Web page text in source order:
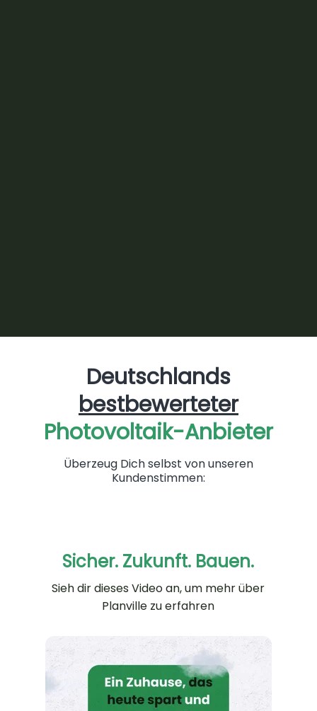
Deutschlands
bestbewerteter
Photovoltaik-Anbieter
Überzeug Dich selbst von unseren
Kundenstimmen:
Sicher. Zukunft. Bauen.
Sieh dir dieses Video an, um mehr über
Planville zu erfahren